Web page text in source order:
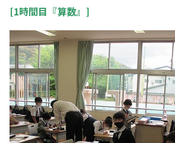
[1時間目『算数』]